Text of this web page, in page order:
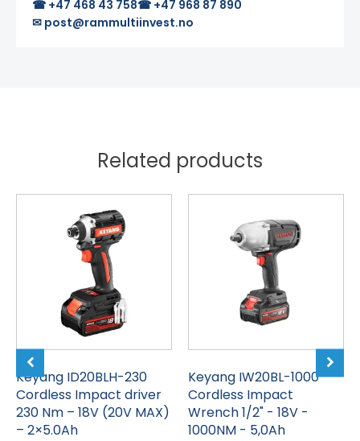
☎ +47 468 43 758☎ +47 968 87 890
✉ post@rammultiinvest.no
Related products
Keyang ID20BLH-230
Cordless Impact driver
230 Nm – 18V (20V MAX)
– 2×5.0Ah
Keyang IW20BL-1000
Cordless Impact
Wrench 1/2" - 18V -
1000NM - 5,0Ah